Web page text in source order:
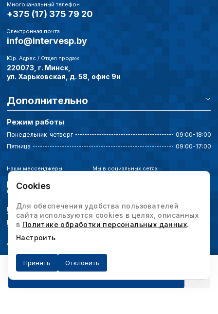
Многоканальный телефон
+375 (17) 375 79 20
Электронная почта
info@intervesp.by
Юр. Адрес / Отдел продаж
220073, г. Минск,
ул. Харьковская, д. 58, офис 9н
Дополнительно
Режим работы
Понедельник-четверг
09:00-18:00
Пятница
09:00-17:00
Наши мессенджеры Мы в социальных сетях
Политика конфиденциальности
Выбор настроек cookie
© 2026 Интервесп — производственное оборудование. Все права защищены.
Cookies
Для обеспечения удобства пользователей
сайта используются cookies в целях, описанных
в Политике обработки персональных данных.
Настроить
Принять Отклонить